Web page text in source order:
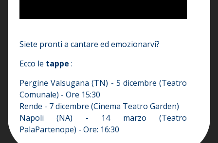
Siete pronti a cantare ed emozionarvi?
Ecco le tappe :
Pergine Valsugana (TN) - 5 dicembre (Teatro
Comunale) - Ore 15:30
Rende - 7 dicembre (Cinema Teatro Garden)
Napoli (NA) - 14 marzo (Teatro
PalaPartenope) - Ore: 16:30